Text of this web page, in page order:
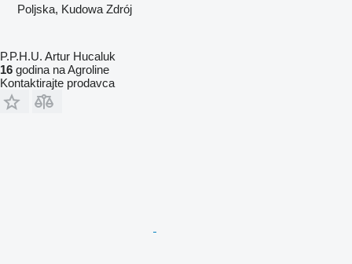
Poljska, Kudowa Zdrój
P.P.H.U. Artur Hucaluk
16 godina na Agroline
Kontaktirajte prodavca